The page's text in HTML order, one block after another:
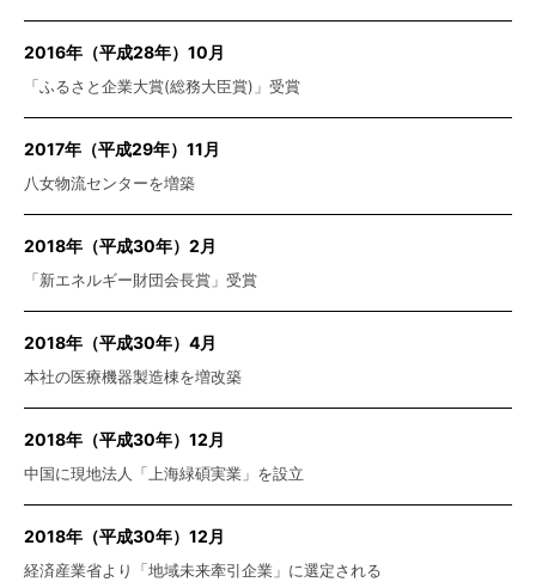
2016年（平成28年）10月
「ふるさと企業大賞(総務大臣賞)」受賞
2017年（平成29年）11月
八女物流センターを増築
2018年（平成30年）2月
「新エネルギー財団会長賞」受賞
2018年（平成30年）4月
本社の医療機器製造棟を増改築
2018年（平成30年）12月
中国に現地法人「上海緑碩実業」を設立
2018年（平成30年）12月
経済産業省より「地域未来牽引企業」に選定される